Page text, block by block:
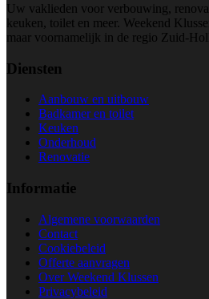
Uw vaklieden voor verbouwing,
keuken, toilet en meer. Weekend
maar voornamelijk in de regio Zuid-
Diensten
Aanbouw en uitbouw
Badkamer en toilet
Keuken
Onderhoud
Renovatie
Informatie
Algemene voorwaarden
Contact
Cookiebeleid
Offerte aanvragen
Over Weekend Klussen
Privacybeleid